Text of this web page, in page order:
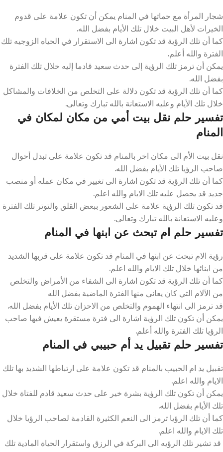
شجار المرأة مع حماتها في المنام يمكن أن تكون علامة على قدوم
الخيرات لأهل البيت خلال تلك الأيام بفضل الله.
كما أن تلك الرؤية قد تكون اشارة الى الاستقرار في الحياه الزوجيه تلك
الفترة والله أعلم.
يمكن أن ترمز تلك الرؤية إلى حدث سعيد قادما إليه خلال تلك الفترة
بفضل الله.
كما أن تلك الرؤية قد تكون دلالة على التخلص من الخلافات والمشاكل
خلال تلك الأيام وعليه الاستعانة بالله تبارك وتعالى.
تفسير حلم نقل بيت أمي من مكان لمكان في
المنام
نقل بيت الأم الى مكان اخر بالمنام قد تكون علامة على تبدل أحوال
صاحب الرؤيا تلك الأيام بفضل الله.
كما أن تلك الرؤية قد تكون اشارة الى تغيير في مكان عمله أو منصب
جديد قد يحصل عليه تلك الايام والله اعلم.
قد تكون تلك الرؤية علامة على الشعور ببعض القلق والتوتر تلك الفترة
وعليه الاستعانة بالله تبارك وتعالى.
تفسير حلم ام تبحث عن ابنها في المنام
رؤية الام تبحث عن ابنها في المنام قد تكون علامة على قربها الشديد
من ابنائها خلال تلك الايام والله اعلم.
كما أن تلك الرؤية قد تكون اشارة الى الشفاء من الأمراض والتخلص
من الآلام التي كان يعاني منها الفترة الماضية بفضل الله
قد ترمز الى انتهاء الهموم والتخلص من الاحزان تلك الأيام بفضل الله.
يمكن أن تكون تلك الرؤية اشارة الى فترة مستقرة يعيش فيها صاحب
الرؤيا تلك الفترة والله أعلم.
تفسير حلم تقبيل يد أم حبيبي في المنام
تقبيل يد ام الحبيب بالمنام قد تكون علامة على ارتباطها الشديد بها تلك
الايام والله اعلم.
يمكن أن تكون تلك الرؤية بشرة خير على حدث سعيد قادم للفتاة خلال
تلك الأيام بفضل الله.
كما أن تلك الرؤيا ترمز الى النعم الكثيرة القادمة لصاحب الرؤيا خلال
تلك الايام والله اعلم.
قد تشير تلك الرؤيه الى البركة في الرزق واستقرار الحياة المادية تلك